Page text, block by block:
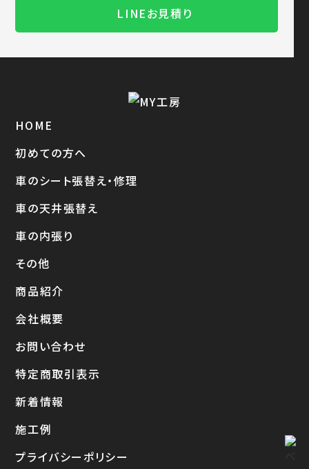
LINEお見積り
HOME
初めての方へ
車のシート張替え・修理
車の天井張替え
車の内張り
その他
商品紹介
会社概要
お問い合わせ
特定商取引表示
新着情報
施工例
プライバシーポリシー